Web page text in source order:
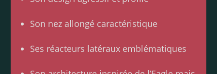
Son nez allongé caractéristique
Ses réacteurs latéraux emblématiques